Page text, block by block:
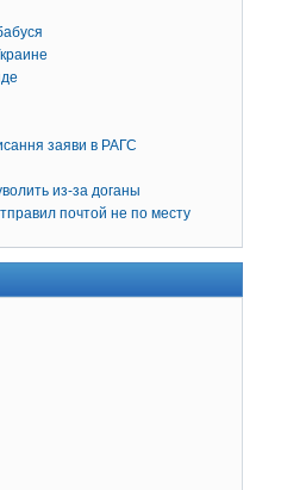
заяви в РАГС
из-за доганы
почтой не по месту